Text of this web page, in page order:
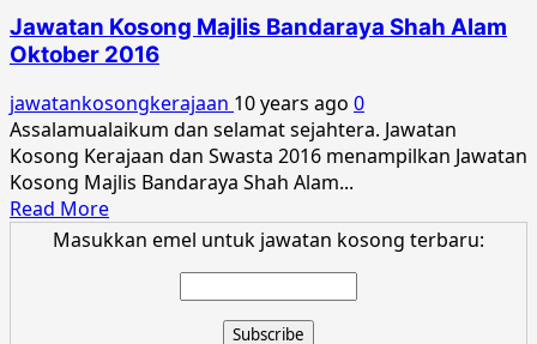
Jawatan Kosong Majlis Bandaraya Shah Alam
Oktober 2016
jawatankosongkerajaan 10 years ago 0
Assalamualaikum dan selamat sejahtera. Jawatan
Kosong Kerajaan dan Swasta 2016 menampilkan Jawatan
Kosong Majlis Bandaraya Shah Alam...
Read MoreRead
more
Masukkan emel untuk jawatan kosong terbaru: